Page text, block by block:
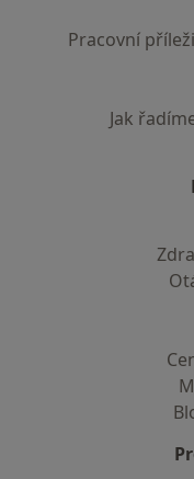
Pracovní
Jak